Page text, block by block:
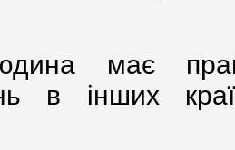
має
в інших